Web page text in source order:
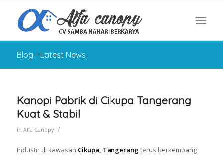
Blog - Latest News
Kanopi Pabrik di Cikupa Tangerang
Kuat & Stabil
in Alfa Canopy /
Industri di kawasan Cikupa, Tangerangterus berkembang